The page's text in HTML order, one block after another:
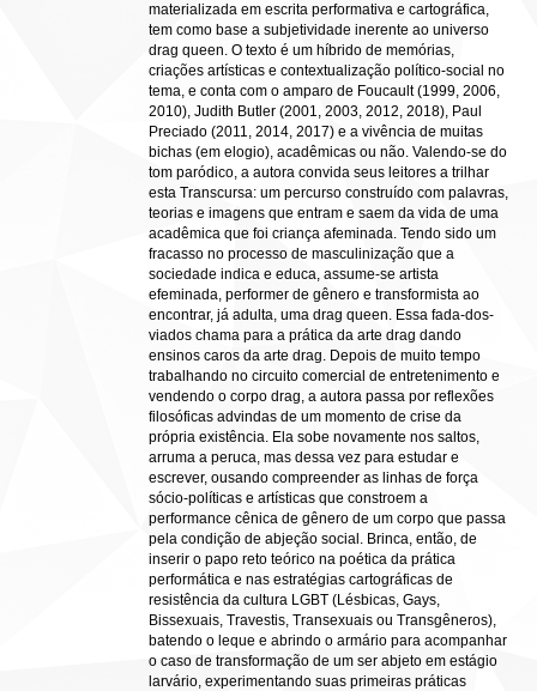
materializada em escrita performativa e cartográfica,
tem como base a subjetividade inerente ao universo
drag queen. O texto é um híbrido de memórias,
criações artísticas e contextualização político-social no
tema, e conta com o amparo de Foucault (1999, 2006,
2010), Judith Butler (2001, 2003, 2012, 2018), Paul
Preciado (2011, 2014, 2017) e a vivência de muitas
bichas (em elogio), acadêmicas ou não. Valendo-se do
tom paródico, a autora convida seus leitores a trilhar
esta Transcursa: um percurso construído com palavras,
teorias e imagens que entram e saem da vida de uma
acadêmica que foi criança afeminada. Tendo sido um
fracasso no processo de masculinização que a
sociedade indica e educa, assume-se artista
efeminada, performer de gênero e transformista ao
encontrar, já adulta, uma drag queen. Essa fada-dos-
viados chama para a prática da arte drag dando
ensinos caros da arte drag. Depois de muito tempo
trabalhando no circuito comercial de entretenimento e
vendendo o corpo drag, a autora passa por reflexões
filosóficas advindas de um momento de crise da
própria existência. Ela sobe novamente nos saltos,
arruma a peruca, mas dessa vez para estudar e
escrever, ousando compreender as linhas de força
sócio-políticas e artísticas que constroem a
performance cênica de gênero de um corpo que passa
pela condição de abjeção social. Brinca, então, de
inserir o papo reto teórico na poética da prática
performática e nas estratégias cartográficas de
resistência da cultura LGBT (Lésbicas, Gays,
Bissexuais, Travestis, Transexuais ou Transgêneros),
batendo o leque e abrindo o armário para acompanhar
o caso de transformação de um ser abjeto em estágio
larvário, experimentando suas primeiras práticas